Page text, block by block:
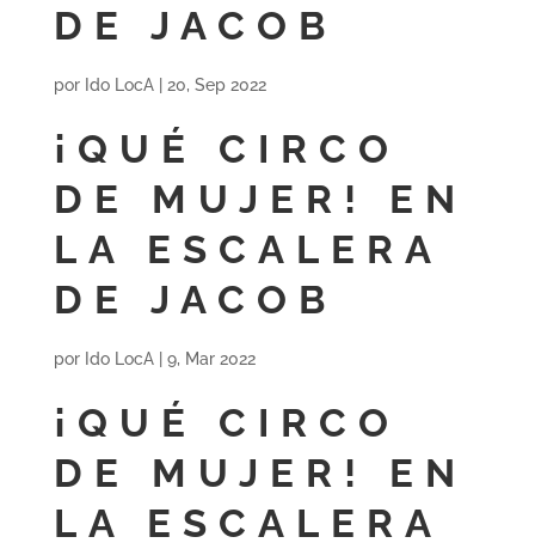
DE JACOB
por Ido LocA| 20, Sep 2022
¡QUÉ CIRCO
DE MUJER! EN
LA ESCALERA
DE JACOB
por Ido LocA| 9, Mar 2022
¡QUÉ CIRCO
DE MUJER! EN
LA ESCALERA